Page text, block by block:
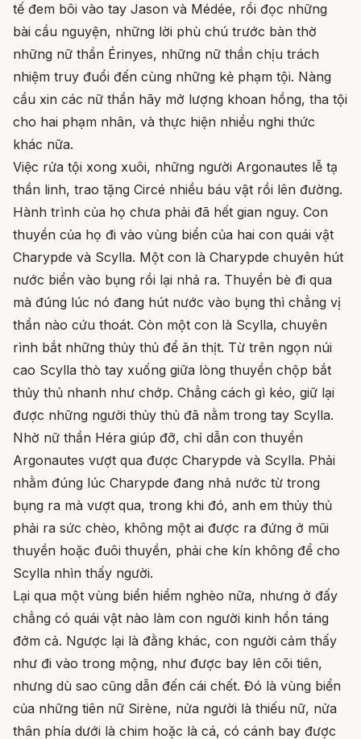
tế đem bôi vào tay Jason và Médée, rồi đọc những
bài cầu nguyện, những lời phù chú trước bàn thờ
những nữ thần Érinyes, những nữ thần chịu trách
nhiệm truy đuổi đến cùng những kẻ phạm tội. Nàng
cầu xin các nữ thần hãy mở lượng khoan hồng, tha tội
cho hai phạm nhân, và thực hiện nhiều nghi thức
khác nữa.
Việc rửa tội xong xuôi, những người Argonautes lễ tạ
thần linh, trao tặng Circé nhiều báu vật rồi lên đường.
Hành trình của họ chưa phải đã hết gian nguy. Con
thuyền của họ đi vào vùng biển của hai con quái vật
Charypde và Scylla. Một con là Charypde chuyên hút
nước biển vào bụng rồi lại nhả ra. Thuyền bè đi qua
mà đúng lúc nó đang hút nước vào bụng thì chẳng vị
thần nào cứu thoát. Còn một con là Scylla, chuyên
rình bắt những thủy thủ để ăn thịt. Từ trên ngọn núi
cao Scylla thò tay xuống giữa lòng thuyền chộp bắt
thủy thủ nhanh như chớp. Chẳng cách gì kéo, giữ lại
được những người thủy thủ đã nằm trong tay Scylla.
Nhờ nữ thần Héra giúp đỡ, chỉ dẫn con thuyền
Argonautes vượt qua được Charypde và Scylla. Phải
nhằm đúng lúc Charypde đang nhả nước từ trong
bụng ra mà vượt qua, trong khi đó, anh em thủy thủ
phải ra sức chèo, không một ai được ra đứng ở mũi
thuyền hoặc đuôi thuyền, phải che kín không để cho
Scylla nhìn thấy người.
Lại qua một vùng biển hiểm nghèo nữa, nhưng ở đấy
chẳng có quái vật nào làm con người kinh hồn táng
đởm cả. Ngược lại là đằng khác, con người cảm thấy
như đi vào trong mộng, như được bay lên cõi tiên,
nhưng dù sao cũng dẫn đến cái chết. Đó là vùng biển
của những tiên nữ Sirène, nửa người là thiếu nữ, nửa
thân phía dưới là chim hoặc là cá, có cánh bay được